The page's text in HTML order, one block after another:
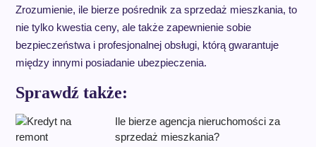
Zrozumienie, ile bierze pośrednik za sprzedaż mieszkania, to
nie tylko kwestia ceny, ale także zapewnienie sobie
bezpieczeństwa i profesjonalnej obsługi, którą gwarantuje
między innymi posiadanie ubezpieczenia.
Sprawdź także:
Ile bierze agencja nieruchomości za
sprzedaż mieszkania?